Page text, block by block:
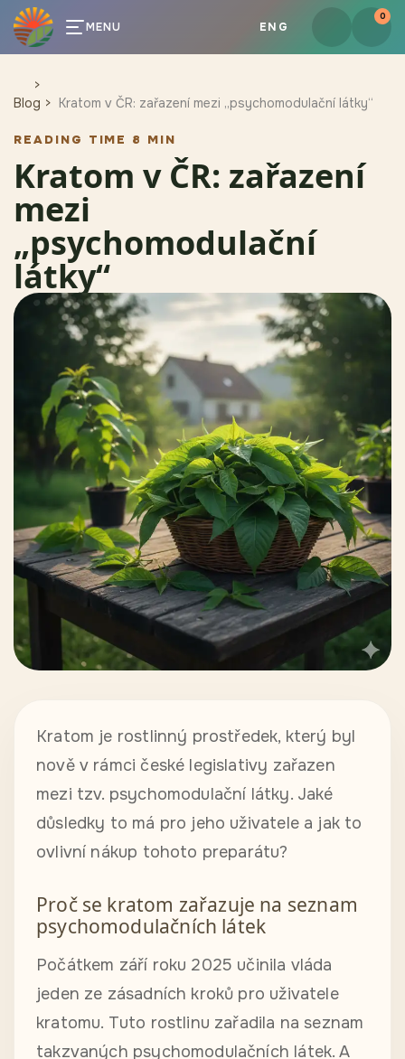
MENU ENG
0
Blog Kratom v ČR: zařazení mezi „psychomodulační látky“
READING TIME 8 MIN
Kratom v ČR: zařazení
mezi
„psychomodulační
látky“
Kratom je rostlinný prostředek, který byl
nově v rámci české legislativy zařazen
mezi tzv. psychomodulační látky. Jaké
důsledky to má pro jeho uživatele a jak to
ovlivní nákup tohoto preparátu?
Proč se kratom zařazuje na seznam
psychomodulačních látek
Počátkem září roku 2025 učinila vláda
jeden ze zásadních kroků pro uživatele
kratomu. Tuto rostlinu zařadila na seznam
takzvaných psychomodulačních látek. A